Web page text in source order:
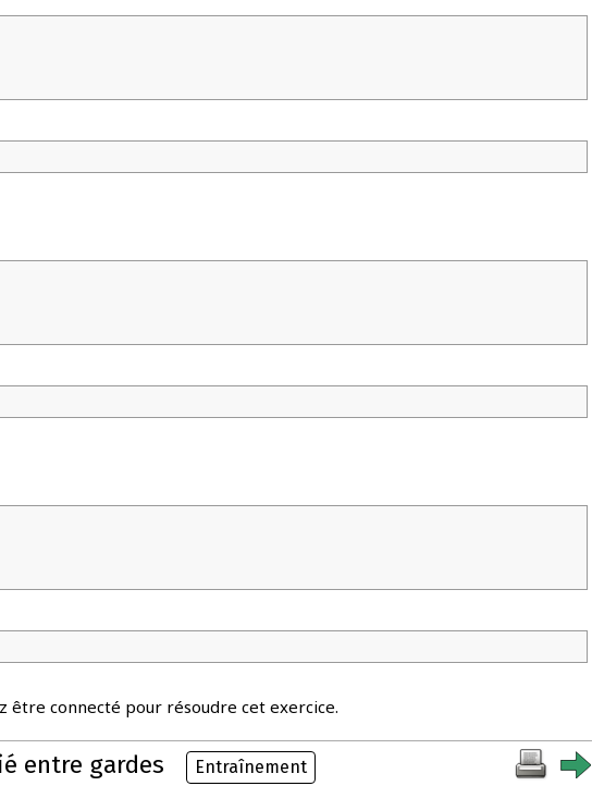
être connecté pour résoudre cet exercice.
entre gardes Entraînement